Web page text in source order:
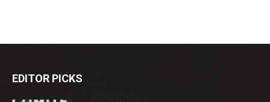
EDITOR PICKS